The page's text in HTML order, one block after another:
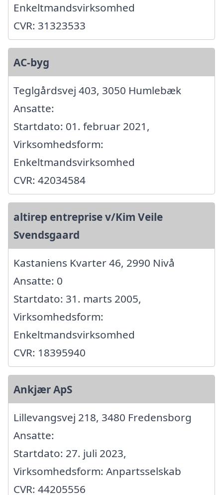
Enkeltmandsvirksomhed
CVR: 31323533
AC-byg
Teglgårdsvej 403, 3050 Humlebæk
Ansatte:
Startdato: 01. februar 2021,
Virksomhedsform:
Enkeltmandsvirksomhed
CVR: 42034584
altirep entreprise v/Kim Veile
Svendsgaard
Kastaniens Kvarter 46, 2990 Nivå
Ansatte: 0
Startdato: 31. marts 2005,
Virksomhedsform:
Enkeltmandsvirksomhed
CVR: 18395940
Ankjær ApS
Lillevangsvej 218, 3480 Fredensborg
Ansatte:
Startdato: 27. juli 2023,
Virksomhedsform: Anpartsselskab
CVR: 44205556